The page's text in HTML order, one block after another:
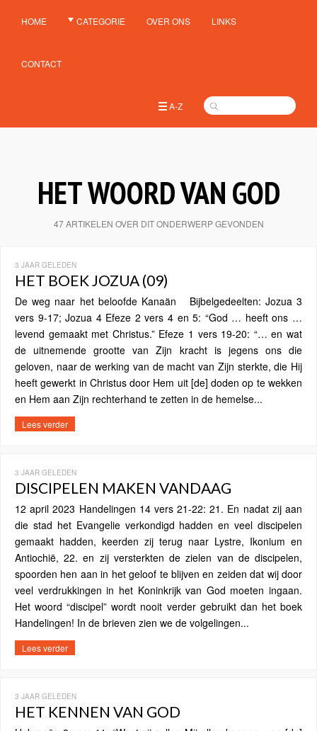
HOME CATEGORIE OVER ONS LINKS
CONTACT
A-Z
HET WOORD VAN GOD
47 ARTIKELEN OVER DIT ONDERWERP GEVONDEN
3 JAAR GELEDEN
HET BOEK JOZUA (09)
De weg naar het beloofde Kanaän Bijbelgedeelten: Jozua 3
vers 9-17; Jozua 4 Efeze 2 vers 4 en 5: “God … heeft ons …
levend gemaakt met Christus.” Efeze 1 vers 19-20: “… en wat
de uitnemende grootte van Zijn kracht is jegens ons die
geloven, naar de werking van de macht van Zijn sterkte, die Hij
heeft gewerkt in Christus door Hem uit [de] doden op te wekken
en Hem aan Zijn rechterhand te zetten in de hemelse...
Lees verder
3 JAAR GELEDEN
DISCIPELEN MAKEN VANDAAG
12 april 2023 Handelingen 14 vers 21-22: 21. En nadat zij aan
die stad het Evangelie verkondigd hadden en veel discipelen
gemaakt hadden, keerden zij terug naar Lystre, Ikonium en
Antiochië, 22. en zij versterkten de zielen van de discipelen,
spoorden hen aan in het geloof te blijven en zeiden dat wij door
veel verdrukkingen in het Koninkrijk van God moeten ingaan.
Het woord “discipel” wordt nooit verder gebruikt dan het boek
Handelingen! In de brieven zien we de volgelingen...
Lees verder
3 JAAR GELEDEN
HET KENNEN VAN GOD